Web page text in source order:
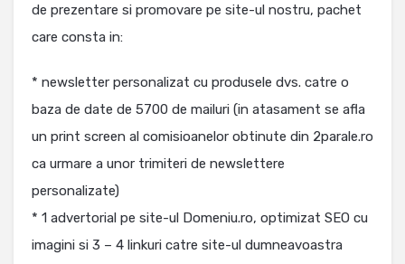
de prezentare si promovare pe site-ul nostru, pachet
care consta in:
* newsletter personalizat cu produsele dvs. catre o
baza de date de 5700 de mailuri (in atasament se afla
un print screen al comisioanelor obtinute din 2parale.ro
ca urmare a unor trimiteri de newslettere
personalizate)
* 1 advertorial pe site-ul Domeniu.ro, optimizat SEO cu
imagini si 3 – 4 linkuri catre site-ul dumneavoastra